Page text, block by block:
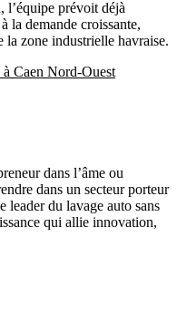
l’équipe prévoit déjà
la demande croissante,
la zone industrielle havraise.
à Caen Nord-Ouest
dans l’âme ou
dans un secteur porteur
leader du lavage auto sans
qui allie innovation,